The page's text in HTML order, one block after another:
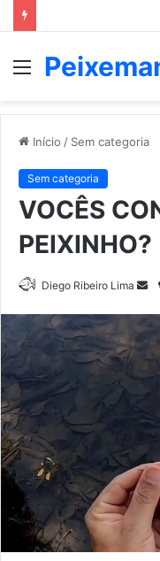
Menu
Início / Sem categoria
Sem categoria
VOCÊS
PEIXINHO?
Diego Ribeiro Lima
e-